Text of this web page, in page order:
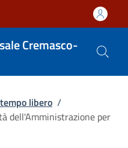
Cremasco-
libero /
dell'Amministrazione per